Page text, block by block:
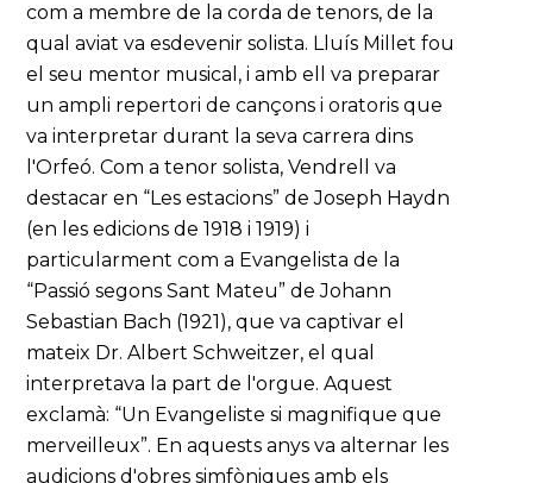
com a membre de la corda de tenors, de la
qual aviat va esdevenir solista. Lluís Millet fou
el seu mentor musical, i amb ell va preparar
un ampli repertori de cançons i oratoris que
va interpretar durant la seva carrera dins
l'Orfeó. Com a tenor solista, Vendrell va
destacar en “Les estacions” de Joseph Haydn
(en les edicions de 1918 i 1919) i
particularment com a Evangelista de la
“Passió segons Sant Mateu” de Johann
Sebastian Bach (1921), que va captivar el
mateix Dr. Albert Schweitzer, el qual
interpretava la part de l'orgue. Aquest
exclamà: “Un Evangeliste si magnifique que
merveilleux”. En aquests anys va alternar les
audicions d'obres simfòniques amb els